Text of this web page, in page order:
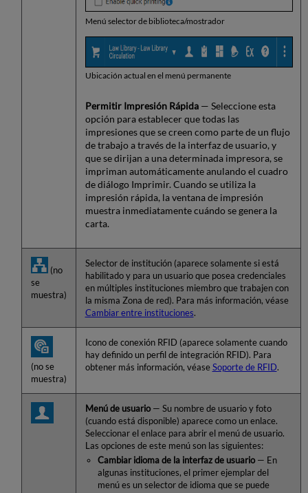
Menú selector de biblioteca/mostrador
Ubicación actual en el menú permanente
Permitir Impresión Rápida— Seleccione esta
opción para establecer que todas las
impresiones que se creen como parte de un flujo
de trabajo a través de la interfaz de usuario, y
que se dirijan a una determinada impresora, se
impriman automáticamente anulando el cuadro
de diálogo Imprimir. Cuando se utiliza la
impresión rápida, la ventana de impresión
muestra inmediatamente cuándo se genera la
carta.
(no
se
muestra)
Selector de institución (aparece solamente si está
habilitado y para un usuario que posea credenciales
en múltiples instituciones miembro que trabajen con
la misma Zona de red). Para más información, véase
Cambiar entre instituciones.
(no se
muestra)
Icono de conexión RFID (aparece solamente cuando
hay definido un perfil de integración RFID). Para
obtener más información, véaseSoporte de RFID.
Menú de usuario— Su nombre de usuario y foto
(cuando está disponible) aparece como un enlace.
Seleccionar el enlace para abrir el menú de usuario.
Las opciones de este menú son las siguientes:
Cambiar idioma de la interfaz de usuario— En
algunas instituciones, el primer ejemplar del
menú es un selector de idioma que se puede